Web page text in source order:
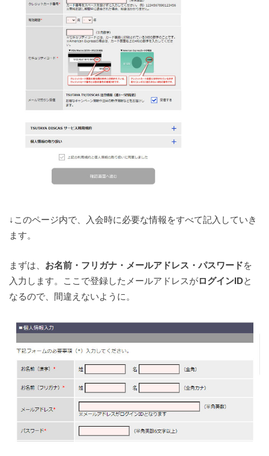
↓このページ内で、入会時に必要な情報をすべて記入していき
ます。
まずは、 お名前・フリガナ・メールアドレス・パスワードを
入力します。
ここで登録したメールアドレスがログインIDと
なるので、間違えないように。